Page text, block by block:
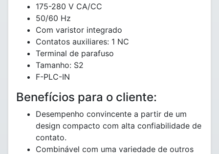
175-280 V CA/CC
50/60 Hz
Com varistor integrado
Contatos auxiliares: 1 NC
Terminal de parafuso
Tamanho: S2
F-PLC-IN
Benefícios para o cliente:
Desempenho convincente a partir de um
design compacto com alta confiabilidade de
contato.
Combinável com uma variedade de outros